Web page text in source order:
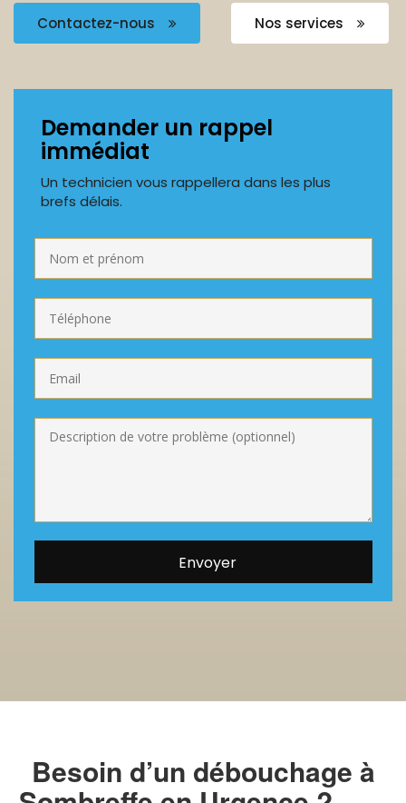
Contactez-nous Nos services
Demander un rappel
immédiat
Un technicien vous rappellera dans les plus
brefs délais.
Besoin d’un débouchage à